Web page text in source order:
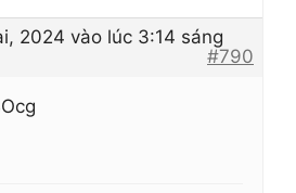
2024 vào lúc 3:14 sáng
#790